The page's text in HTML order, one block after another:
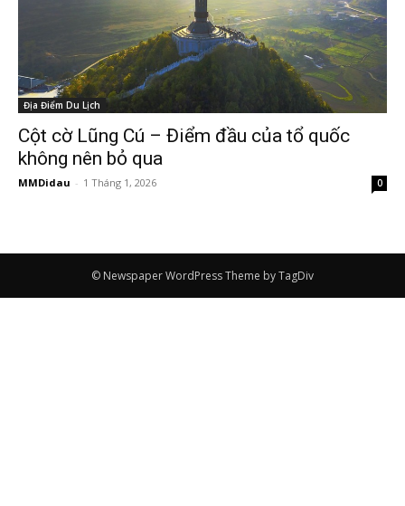
Địa Điểm Du Lịch
Cột cờ Lũng Cú – Điểm đầu của tổ quốc
không nên bỏ qua
MMDidau - 1 Tháng 1, 2026 0
© Newspaper WordPress Theme by TagDiv